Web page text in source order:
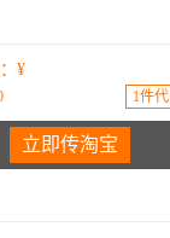
¥
1件
立即传淘宝